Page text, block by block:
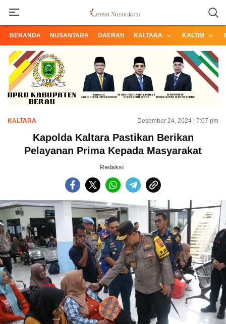
Lensa Nusantara
Informasi Terpercaya dari Nusantara
BERANDA NUSANTARA DAERAH KALTARA KALTIM
KALTARA Desember 24, 2024 | 7:07 pm
Kapolda Kaltara Pastikan Berikan
Pelayanan Prima Kepada Masyarakat
Redaksi